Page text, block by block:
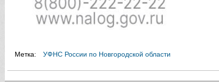
Метка: УФНС России по Новгородской области